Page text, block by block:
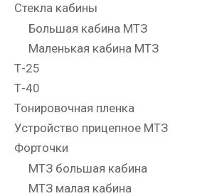
Стекла кабины
Большая кабина МТЗ
Маленькая кабина МТЗ
Т-25
Т-40
Тонировочная пленка
Устройство прицепное МТЗ
Форточки
МТЗ большая кабина
МТЗ малая кабина